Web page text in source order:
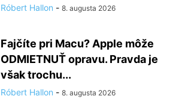
Róbert Hallon - 8. augusta 2026
Fajčíte pri Macu? Apple môže
ODMIETNUŤ opravu. Pravda je
však trochu...
Róbert Hallon - 8. augusta 2026